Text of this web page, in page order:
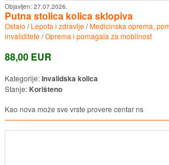
Objavljen: 27.07.2026.
Putna stolica kolica sklopiva
Ostalo /Lepota i zdravlje/Medicinska oprema,
invaliditete/Oprema i pomagala za mobilnost
88,00 EUR
Kategorije:Invalidska kolica
Stanje: Korišteno
Kao nova može sve vrste provere centar ns